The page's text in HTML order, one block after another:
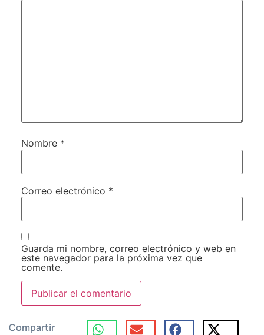
Nombre *
Correo electrónico *
Guarda mi nombre, correo electrónico y web en
este navegador para la próxima vez que
comente.
Compartir